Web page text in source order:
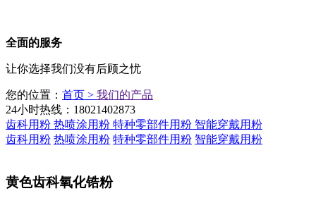
全面的服务
让你选择我们没有后顾之忧
您的位置： 首页 > 我们的产品
24小时热线： 18021402873
齿科用粉 热喷涂用粉 特种零部件用粉 智能穿戴用粉
齿科用粉 热喷涂用粉 特种零部件用粉 智能穿戴用粉
黄色齿科氧化锆粉